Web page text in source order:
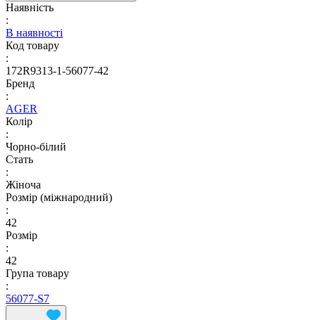
Наявність
:
В наявності
Код товару
:
172R9313-1-56077-42
Бренд
:
AGER
Колір
:
Чорно-білий
Стать
:
Жіноча
Розмір (міжнародний)
:
42
Розмір
:
42
Група товару
:
56077-S7